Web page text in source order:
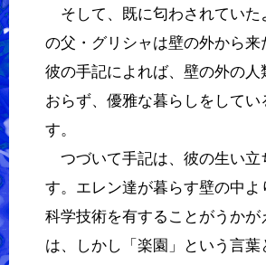
そして、既に匂わされていた
の父・グリシャは壁の外から来
彼の手記によれば、壁の外の人
おらず、優雅な暮らしをしてい
す。
つづいて手記は、彼の生い立
す。エレン達が暮らす壁の中よ
科学技術を有することがうかが
は、しかし「楽園」という言